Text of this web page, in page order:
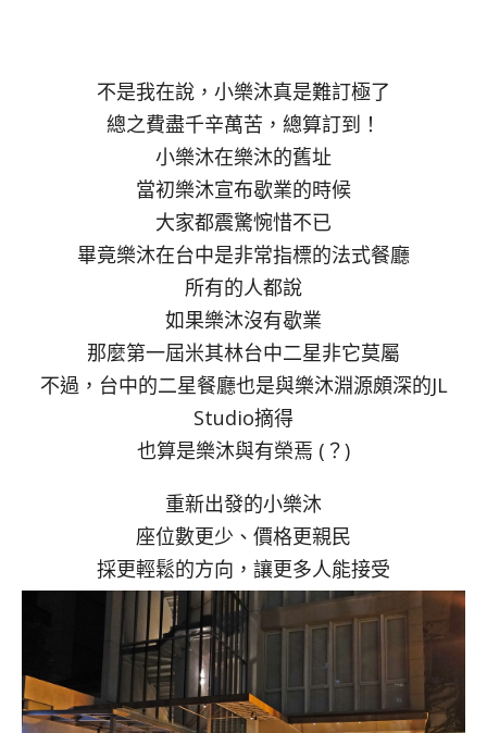
不是我在說，小樂沐真是難訂極了
總之費盡千辛萬苦，總算訂到！
小樂沐在樂沐的舊址
當初樂沐宣布歇業的時候
大家都震驚惋惜不已
畢竟樂沐在台中是非常指標的法式餐廳
所有的人都說
如果樂沐沒有歇業
那麼第一屆米其林台中二星非它莫屬
不過，台中的二星餐廳也是與樂沐淵源頗深的JL
Studio摘得
也算是樂沐與有榮焉 (？)
重新出發的小樂沐
座位數更少、價格更親民
採更輕鬆的方向，讓更多人能接受